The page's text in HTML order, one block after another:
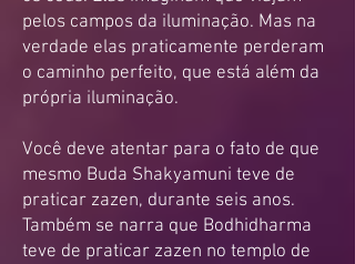
pelos campos da iluminação. Mas na
verdade elas praticamente perderam
o caminho perfeito, que está além da
própria iluminação.
Você deve atentar para o fato de que
mesmo Buda Shakyamuni teve de
praticar zazen, durante seis anos.
Também se narra que Bodhidharma
teve de praticar zazen no templo de